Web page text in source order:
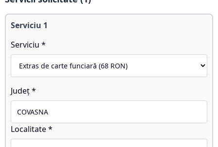
Serviciu 1
Serviciu *
Județ *
Localitate *